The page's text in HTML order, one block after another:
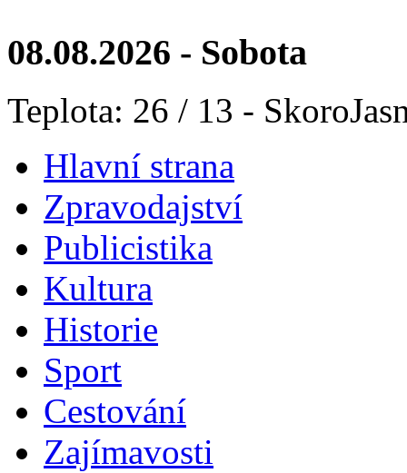
08.08.2026 - Sobota
Teplota: 26 / 13 -
Hlavní strana
Zpravodajství
Publicistika
Kultura
Historie
Sport
Cestování
Zajímavosti